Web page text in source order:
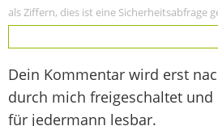
als Ziffern, dies ist eine Sicherheitsabfrage
Dein Kommentar wird erst
durch mich freigeschaltet
für jedermann lesbar.